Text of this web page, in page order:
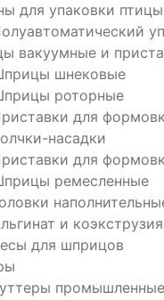
для упаковки птицы
вакуумные и
шнековые
роторные
для
насадки
для
ремесленные
и коэкструзия
для шприцов